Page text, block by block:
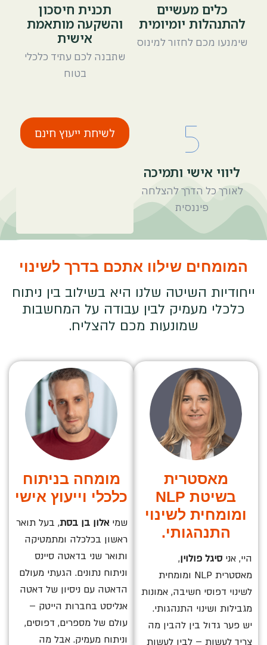
כלים מעשיים
להתנהלות יומיומית
שימנעו מכם לחזור למינוס
תכנית חיסכון
והשקעה מותאמת
אישית
שתבנה לכם עתיד כלכלי
בטוח
ליווי אישי ותמיכה
לאורך כל הדרך להצלחה
פיננסית
לשיחת ייעוץ חינם
המומחים שילוו אתכם בדרך לשינוי
ייחודיות השיטה שלנו היא בשילוב בין ניתוח
כלכלי מעמיק לבין עבודה על המחשבות
שמונעות מכם להצליח.
מאסטרית
בשיטת NLP
ומומחית לשינוי
התנהגותי.
היי, אני סיגל פולוין,
מאסטרית NLP ומומחית
לשינוי דפוסי חשיבה, אמונות
מגבילות ושינוי התנהגותי.
יש פער גדול בין להבין מה
צריך לעשות – לבין לעשות
מומחה בניתוח
כלכלי וייעוץ אישי
שמיאלון בן בסת, בעל תואר
ראשון בכלכלה ומתמטיקה
ותואר שני בדאטה סיינס
וניתוח נתונים. הגעתי מעולם
הדאטה עם ניסיון של דאטה
אנליסט בחברות הייטק –
עולם של מספרים, דפוסים,
וניתוח מעמיק. אבל מה